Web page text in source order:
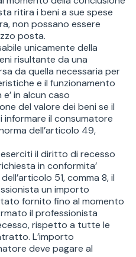
ritira i beni a sue spese
non possano essere
posta.
unicamente della
risultante da una
da quella necessaria per
e il funzionamento
in alcun caso
del valore dei beni se il
informare il consumatore
dell’articolo 49,
il diritto di recesso
in conformita’
51, comma 8, il
un importo
fornito fino al momento
il professionista
rispetto a tutte le
L’importo
deve pagare al